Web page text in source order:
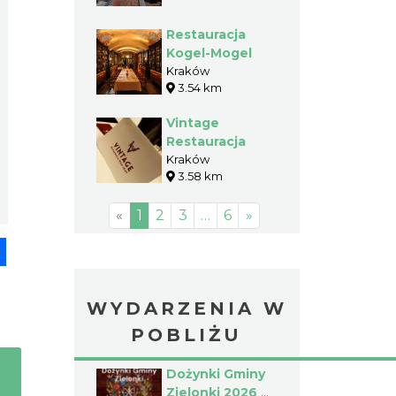
Restauracja
Kogel-Mogel
Kraków
3.54 km
Vintage
Restauracja
Kraków
3.58 km
« 1 2 3 … 6 »
WYDARZENIA W
POBLIŻU
Dożynki Gminy
Zielonki 2026 w